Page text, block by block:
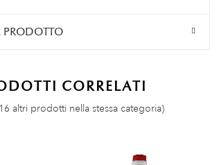
PRODOTTO
CORRELATI
altri prodotti nella stessa categoria)